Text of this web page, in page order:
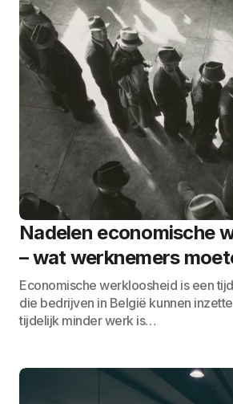
Nadelen economische
– wat werknemers
Economische werkloosheid is een
die bedrijven in België kunnen
tijdelijk minder werk is…